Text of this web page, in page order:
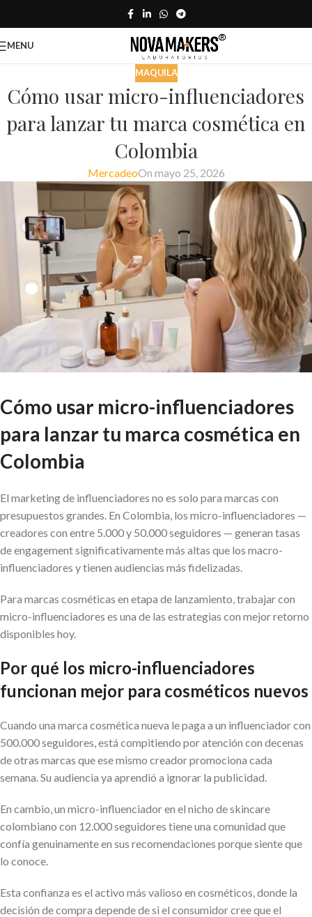
MENU
MAQUILA
Cómo usar micro-influenciadores
para lanzar tu marca cosmética en
Colombia
MercadeoOn mayo 25, 2026
Cómo usar micro-influenciadores
para lanzar tu marca cosmética en
Colombia
El marketing de influenciadores no es solo para marcas con
presupuestos grandes. En Colombia, los micro-influenciadores —
creadores con entre 5.000 y 50.000 seguidores — generan tasas
de engagement significativamente más altas que los macro-
influenciadores y tienen audiencias más fidelizadas.
Para marcas cosméticas en etapa de lanzamiento, trabajar con
micro-influenciadores es una de las estrategias con mejor retorno
disponibles hoy.
Por qué los micro-influenciadores
funcionan mejor para cosméticos nuevos
Cuando una marca cosmética nueva le paga a un influenciador con
500.000 seguidores, está compitiendo por atención con decenas
de otras marcas que ese mismo creador promociona cada
semana. Su audiencia ya aprendió a ignorar la publicidad.
En cambio, un micro-influenciador en el nicho de skincare
colombiano con 12.000 seguidores tiene una comunidad que
confía genuinamente en sus recomendaciones porque siente que
lo conoce.
Esta confianza es el activo más valioso en cosméticos, donde la
decisión de compra depende de si el consumidor cree que el